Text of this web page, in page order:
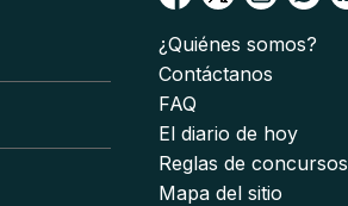
¿Quiénes somos?
Contáctanos
FAQ
El diario de hoy
Reglas de concursos
Mapa del sitio